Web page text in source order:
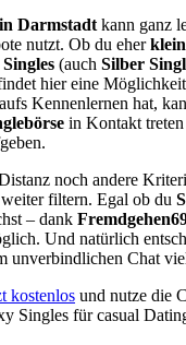
Darmstadt kann ganz
nutzt. Ob du eher
(auch Silber
hier eine
Kennenlernen hat,
in Kontakt
noch andere
filtern. Egal ob du
– dank
Und natürlich
unverbindlichen Chat
kostenlos und nutze die
Singles für casual